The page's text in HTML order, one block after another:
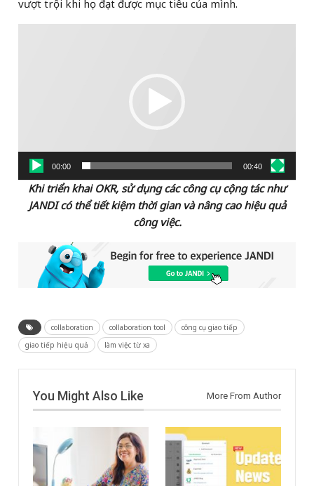
vượt trội khi họ đạt được mục tiêu của mình.
00:00 00:40
Khi triển khai OKR, sử dụng các công cụ cộng tác như
JANDI có thể tiết kiệm thời gian và nâng cao hiệu quả
công việc.
collaboration collaboration tool
công cụ giao tiếp
giao tiếp hiệu quả
làm việc từ xa
You Might Also Like More From Author